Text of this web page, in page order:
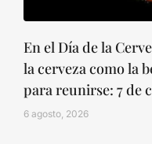
En el Día de la
la cerveza como la
para reunirse: 7 de
6 agosto, 2026